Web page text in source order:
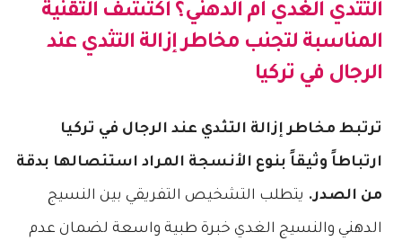
التثدي الغدي أم الدهني؟ اكتشف التقنية
المناسبة لتجنب مخاطر إزالة التثدي عند
الرجال في تركيا
ترتبط مخاطر إزالة التثدي عند الرجال في تركيا
ارتباطاً وثيقاً بنوع الأنسجة المراد استئصالها بدقة
من الصدر. يتطلب التشخيص التفريقي بين النسيج
الدهني والنسيج الغدي خبرة طبية واسعة لضمان عدم